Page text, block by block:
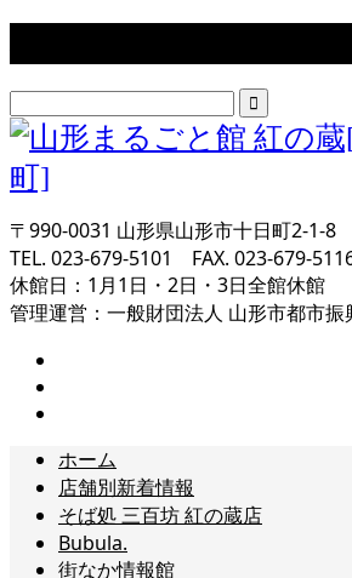
〒990-0031 山形県山形市十日町2-1-8
TEL. 023-679-5101 FAX. 023-679-
休館日：1月1日・2日・3日全館休館
管理運営：一般財団法人 山形市都市振
ホーム
店舗別新着情報
そば処 三百坊 紅の蔵店
Bubula.
街なか情報館